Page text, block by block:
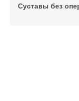
Суставы без